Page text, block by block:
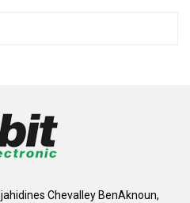
Chevalley BenAknoun,